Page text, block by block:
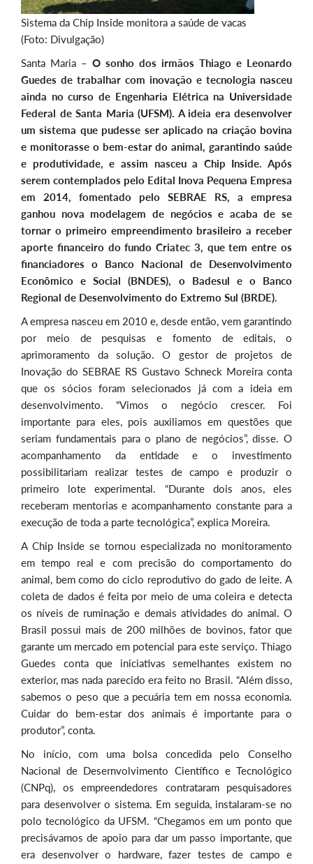
Sistema da Chip Inside monitora a saúde de vacas
(Foto: Divulgação)
Santa Maria – O sonho dos irmãos Thiago e Leonardo
Guedes de trabalhar com inovação e tecnologia nasceu
ainda no curso de Engenharia Elétrica na Universidade
Federal de Santa Maria (UFSM). A ideia era desenvolver
um sistema que pudesse ser aplicado na criação bovina
e monitorasse o bem-estar do animal, garantindo saúde
e produtividade, e assim nasceu a Chip Inside. Após
serem contemplados pelo Edital Inova Pequena Empresa
em 2014, fomentado pelo SEBRAE RS, a empresa
ganhou nova modelagem de negócios e acaba de se
tornar o primeiro empreendimento brasileiro a receber
aporte financeiro do fundo Criatec 3, que tem entre os
financiadores o Banco Nacional de Desenvolvimento
Econômico e Social (BNDES), o Badesul e o Banco
Regional de Desenvolvimento do Extremo Sul (BRDE).
A empresa nasceu em 2010 e, desde então, vem garantindo
por meio de pesquisas e fomento de editais, o
aprimoramento da solução. O gestor de projetos de
Inovação do SEBRAE RS Gustavo Schneck Moreira conta
que os sócios foram selecionados já com a ideia em
desenvolvimento. “Vimos o negócio crescer. Foi
importante para eles, pois auxiliamos em questões que
seriam fundamentais para o plano de negócios”, disse. O
acompanhamento da entidade e o investimento
possibilitariam realizar testes de campo e produzir o
primeiro lote experimental. “Durante dois anos, eles
receberam mentorias e acompanhamento constante para a
execução de toda a parte tecnológica”, explica Moreira.
A Chip Inside se tornou especializada no monitoramento
em tempo real e com precisão do comportamento do
animal, bem como do ciclo reprodutivo do gado de leite. A
coleta de dados é feita por meio de uma coleira e detecta
os níveis de ruminação e demais atividades do animal. O
Brasil possui mais de 200 milhões de bovinos, fator que
garante um mercado em potencial para este serviço. Thiago
Guedes conta que iniciativas semelhantes existem no
exterior, mas nada parecido era feito no Brasil. “Além disso,
sabemos o peso que a pecuária tem em nossa economia.
Cuidar do bem-estar dos animais é importante para o
produtor”, conta.
No início, com uma bolsa concedida pelo Conselho
Nacional de Desernvolvimento Científico e Tecnológico
(CNPq), os empreendedores contrataram pesquisadores
para desenvolver o sistema. Em seguida, instalaram-se no
polo tecnológico da UFSM. “Chegamos em um ponto que
precisávamos de apoio para dar um passo importante, que
era desenvolver o hardware, fazer testes de campo e